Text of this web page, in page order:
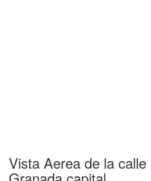
Vista Aerea de la